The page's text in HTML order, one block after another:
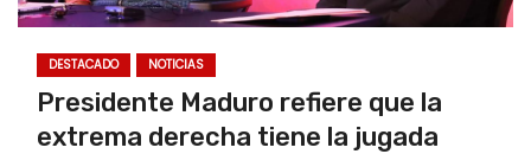
DESTACADO NOTICIAS
Presidente Maduro refiere que la
extrema derecha tiene la jugada